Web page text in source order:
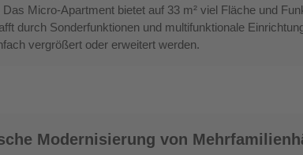
Micro-Apartment bietet auf 33 m² viel Fläche und
durch Sonderfunktionen und multifunktionale
vergrößert oder erweitert werden.
Modernisierung von